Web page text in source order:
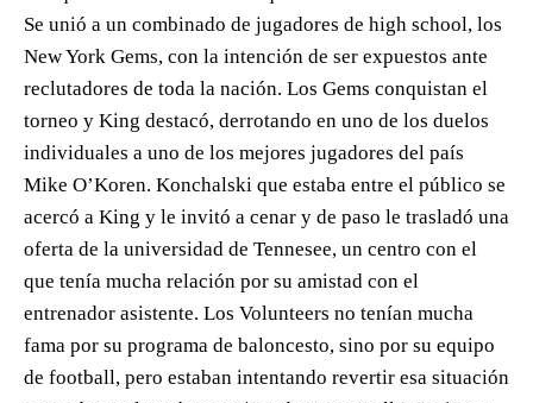
Se unió a un combinado de jugadores de high school, los
New York Gems, con la intención de ser expuestos ante
reclutadores de toda la nación. Los Gems conquistan el
torneo y King destacó, derrotando en uno de los duelos
individuales a uno de los mejores jugadores del país
Mike O’Koren. Konchalski que estaba entre el público se
acercó a King y le invitó a cenar y de paso le trasladó una
oferta de la universidad de Tennesee, un centro con el
que tenía mucha relación por su amistad con el
entrenador asistente. Los Volunteers no tenían mucha
fama por su programa de baloncesto, sino por su equipo
de football, pero estaban intentando revertir esa situación